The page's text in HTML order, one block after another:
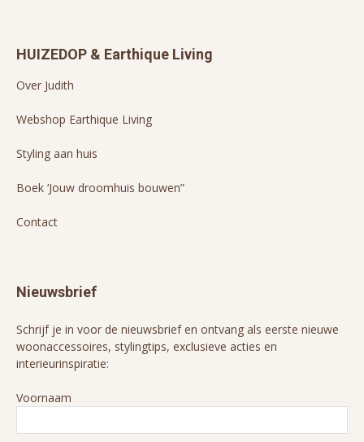
HUIZEDOP & Earthique Living
Over Judith
Webshop Earthique Living
Styling aan huis
Boek ‘Jouw droomhuis bouwen”
Contact
Nieuwsbrief
Schrijf je in voor de nieuwsbrief en ontvang als eerste nieuwe
woonaccessoires, stylingtips, exclusieve acties en
interieurinspiratie:
Voornaam